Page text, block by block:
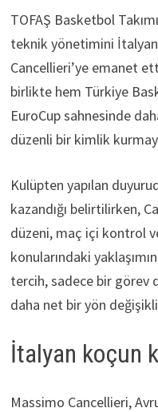
TOFAŞ Basketbol
teknik yönetimini
Cancellieri’ye emanet
birlikte hem Türkiye
EuroCup sahnesinde
düzenli bir kimlik
Kulüpten yapılan
kazandığı belirtilirken,
düzeni, maç içi kontrol
konularındaki
tercih, sadece bir görev
daha net bir yön
İtalyan koçun
Massimo Cancellieri,